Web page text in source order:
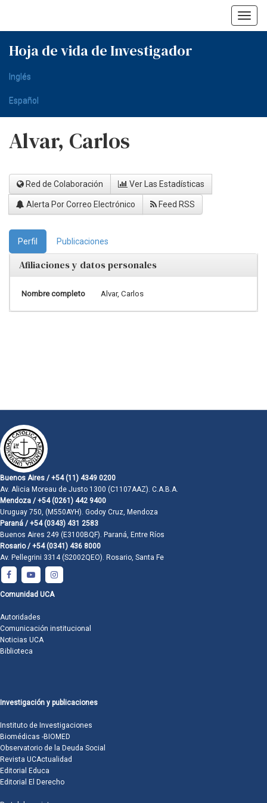
Hoja de vida de Investigador
Inglés
Español
Alvar, Carlos
Red de Colaboración Ver Las Estadísticas
Alerta Por Correo Electrónico Feed RSS
Perfil Publicaciones
Afiliaciones y datos personales
Nombre completo Alvar, Carlos
Buenos Aires / +54 (11) 4349 0200
Av. Alicia Moreau de Justo 1300 (C1107AAZ). C.A.B.A.
Mendoza / +54 (0261) 442 9400
Uruguay 750, (M550AYH). Godoy Cruz, Mendoza
Paraná / +54 (0343) 431 2583
Buenos Aires 249 (E3100BQF). Paraná, Entre Ríos
Rosario / +54 (0341) 436 8000
Av. Pellegrini 3314 (S2002QEO). Rosario, Santa Fe
Comunidad UCA
Autoridades
Comunicación institucional
Noticias UCA
Biblioteca
Investigación y publicaciones
Instituto de Investigaciones
Biomédicas -BIOMED
Observatorio de la Deuda Social
Revista UCActualidad
Editorial Educa
Editorial El Derecho